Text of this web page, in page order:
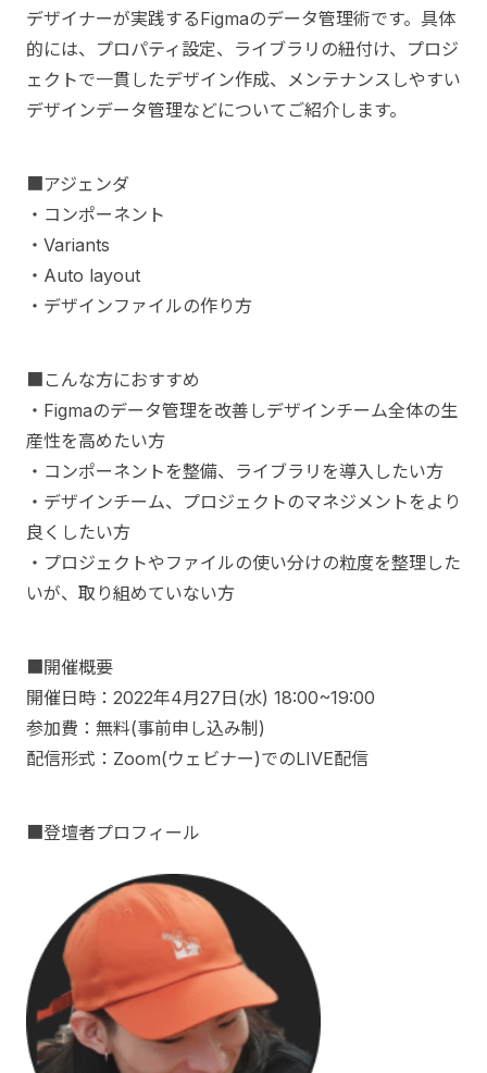
デザイナーが実践するFigmaのデータ管理術です。具体
的には、プロパティ設定、ライブラリの紐付け、プロジ
ェクトで一貫したデザイン作成、メンテナンスしやすい
デザインデータ管理などについてご紹介します。
■アジェンダ
・コンポーネント
・Variants
・Auto layout
・デザインファイルの作り方
■こんな方におすすめ
・Figmaのデータ管理を改善しデザインチーム全体の生
産性を高めたい方
・コンポーネントを整備、ライブラリを導入したい方
・デザインチーム、プロジェクトのマネジメントをより
良くしたい方
・プロジェクトやファイルの使い分けの粒度を整理した
いが、取り組めていない方
■開催概要
開催日時：2022年4月27日(水) 18:00~19:00
参加費：無料(事前申し込み制)
配信形式：Zoom(ウェビナー)でのLIVE配信
■登壇者プロフィール